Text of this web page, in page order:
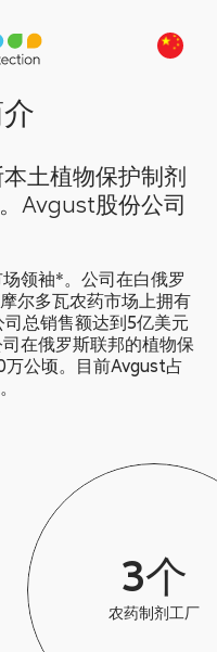
土植物保护制剂
Avgust股份公司
领袖*。公司在白俄罗
尔多瓦农药市场上拥有
总销售额达到5亿美元
在俄罗斯联邦的植物保
公顷。目前Avgust占
3个
农药制剂工厂